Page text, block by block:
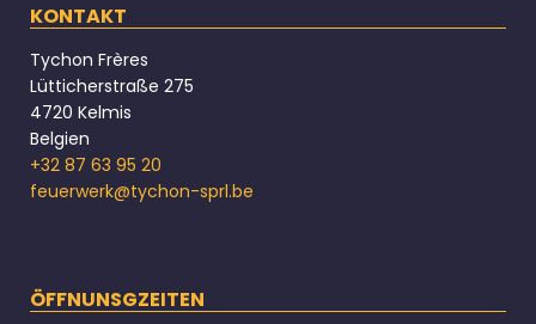
KONTAKT
Tychon Frères
Lütticherstraße 275
4720 Kelmis
Belgien
+32 87 63 95 20
feuerwerk@tychon-sprl.be
ÖFFNUNSGZEITEN